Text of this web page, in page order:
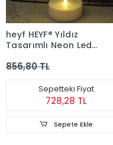
heyf HEYF® Yıldız
Tasarımlı Neon Led
Lambası Dekoratif Işık
856,80 TL
Sepetteki Fiyat
728,28 TL
Sepete Ekle